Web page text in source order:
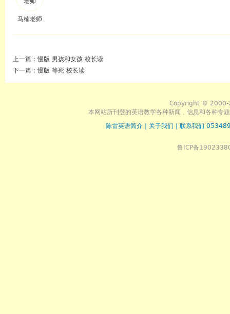
马楠老师
上一篇：慢版 男孩和女孩 校长读
下一篇：慢版 等死 校长读
Copyright © 2000-
本网站所刊登的英语教学各种新闻﹑信息和各种专
陈雷英语简介
关于我们 联系我们
鲁ICP备